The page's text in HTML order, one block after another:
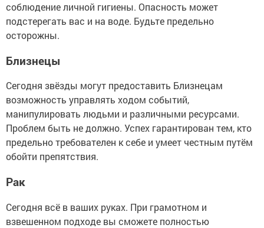
соблюдение личной гигиены. Опасность может
подстерегать вас и на воде. Будьте предельно
осторожны.
Близнецы
Сегодня звёзды могут предоставить Близнецам
возможность управлять ходом событий,
манипулировать людьми и различными ресурсами.
Проблем быть не должно. Успех гарантирован тем, кто
предельно требователен к себе и умеет честным путём
обойти препятствия.
Рак
Сегодня всё в ваших руках. При грамотном и
взвешенном подходе вы сможете полностью